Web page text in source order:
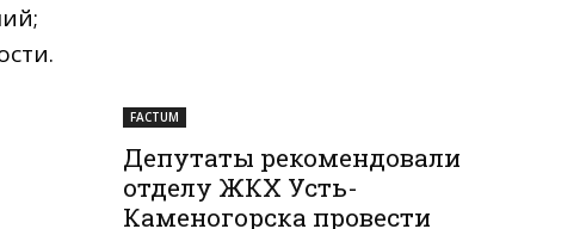
FACTUM
Депутаты рекомендовали
отделу ЖКХ Усть-
Каменогорска провести